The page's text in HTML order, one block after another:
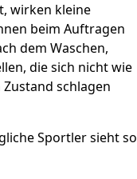
wirken kleine
beim Auftragen
dem Waschen,
die sich nicht wie
schlagen
Sportler sieht so